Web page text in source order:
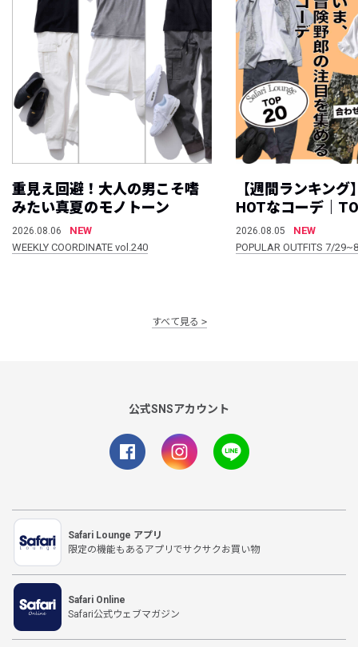
重見え回避！大人の男こそ嗜
みたい真夏のモノトーン
2026.08.06
NEW
WEEKLY COORDINATE vol.240
【週間ランキング
HOTなコーデ｜
2026.08.05
NEW
POPULAR OUTFITS 7/
すべて見る
公式SNSアカウント
Safari Lounge アプリ
限定の機能もあるアプリでサクサクお買い物
Safari Online
Safari公式ウェブマガジン